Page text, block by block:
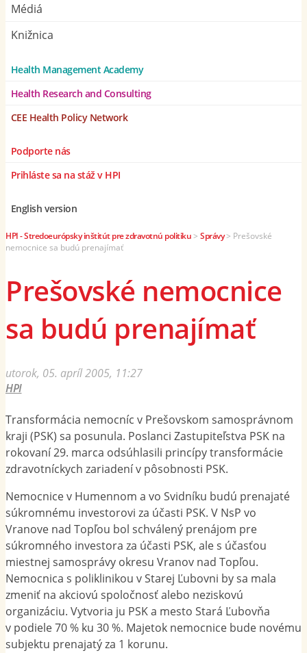
Médiá
Knižnica
Health Management Academy
Health Research and Consulting
CEE Health Policy Network
Podporte nás
Prihláste sa na stáž v HPI
English version
HPI - Stredoeurópsky inštitút pre zdravotnú politiku> Správy> Prešovské
nemocnice sa budú prenajímať
Prešovské nemocnice
sa budú prenajímať
utorok, 05. apríl 2005, 11:27
HPI
Transformácia nemocníc v Prešovskom samosprávnom
kraji (PSK) sa posunula. Poslanci Zastupiteľstva PSK na
rokovaní 29. marca odsúhlasili princípy transformácie
zdravotníckych zariadení v pôsobnosti PSK.
Nemocnice v Humennom a vo Svidníku budú prenajaté
súkromnému investorovi za účasti PSK. V NsP vo
Vranove nad Topľou bol schválený prenájom pre
súkromného investora za účasti PSK, ale s účasťou
miestnej samosprávy okresu Vranov nad Topľou.
Nemocnica s poliklinikou v Starej Ľubovni by sa mala
zmeniť na akciovú spoločnosť alebo neziskovú
organizáciu. Vytvoria ju PSK a mesto Stará Ľubovňa
v podiele 70 % ku 30 %. Majetok nemocnice bude novému
subjektu prenajatý za 1 korunu.